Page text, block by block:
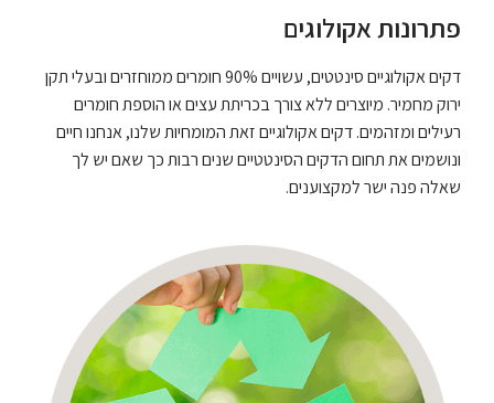
פתרונות אקולוגים
דקים אקולוגיים סינטטים, עשויים 90% חומרים ממוחזרים ובעלי תקן
ירוק מחמיר. מיוצרים ללא צורך בכריתת עצים או הוספת חומרים
רעילים ומזהמים. דקים אקולוגיים זאת המומחיות שלנו, אנחנו חיים
ונושמים את תחום הדקים הסינטטיים שנים רבות כך שאם יש לך
שאלה פנה ישר למקצוענים.